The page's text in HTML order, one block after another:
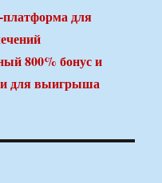
для
800% бонус и
для выигрыша